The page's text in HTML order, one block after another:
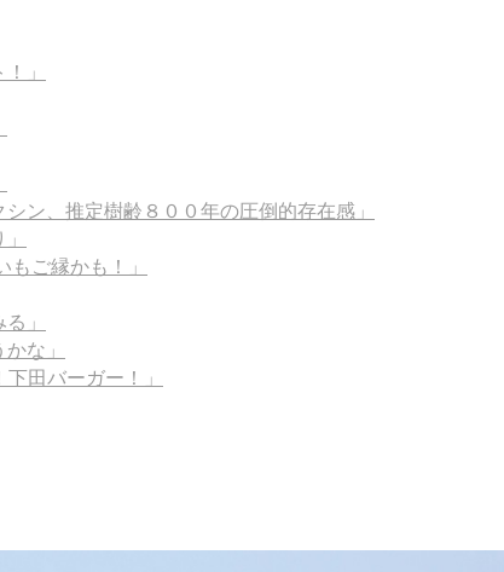
」
ン、推定樹齢８００年の圧倒的存在感」
ご縁かも！」
」
な」
田バーガー！」